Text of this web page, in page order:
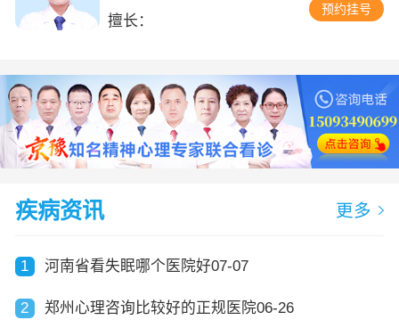
擅长：
预约挂号
疾病资讯 更多
1 河南省看失眠哪个医院好07-07
2 郑州心理咨询比较好的正规医院06-26